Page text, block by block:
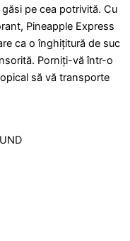
pe cea potrivită. Cu
Pineapple Express
ca o înghițitură de suc
Porniți-vă într-o
să vă transporte